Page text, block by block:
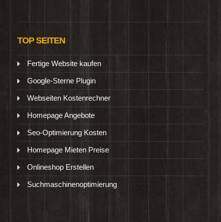
TOP SEITEN
Fertige Website kaufen
Google-Sterne Plugin
Webseiten Kostenrechner
Homepage Angebote
Seo-Optimierung Kosten
Homepage Mieten Preise
Onlineshop Erstellen
Suchmaschinenoptimierung